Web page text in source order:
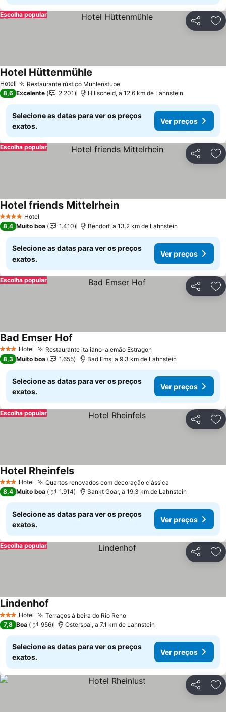
Partilhar
Escolha popular
Hotel Restaurante rústico MühlenstubeVer preços
Hotel Hüttenmühle
8,6 Excelente 2.201 Hillscheid, a 12.6 km de Lahnstein
Selecione as datas para ver os preços
exatos.
Ver preços
Partilhar
Escolha popular
4 EstrelasHotel
Hotel friends MittelrheinVer preços
8,4 Muito boa 1.410 Bendorf, a 13.2 km de Lahnstein
Selecione as datas para ver os preços
exatos.
Ver preços
Partilhar
Escolha popular
3 EstrelasHotel Restaurante italiano-alemão Estragon
Bad Emser Hof
8,3 Muito boa 1.655 Bad Ems, a 9.3 km de Lahnstein
Selecione as datas para ver os preços
exatos.
Ver preços
Partilhar
Escolha popular
3 EstrelasHotel Quartos renovados com decoração clássica
Hotel RheinfelsVer preços
8,4 Muito boa 1.914 Sankt Goar, a 19.3 km de Lahnstein
Selecione as datas para ver os preços
exatos.
Ver preços
Partilhar
Escolha popular
3 EstrelasHotel Terraços à beira do Rio RenoVer preços
Lindenhof
7,8 Boa 956 Osterspai, a 7.1 km de Lahnstein
Selecione as datas para ver os preços
exatos.
Ver preços
Partilhar